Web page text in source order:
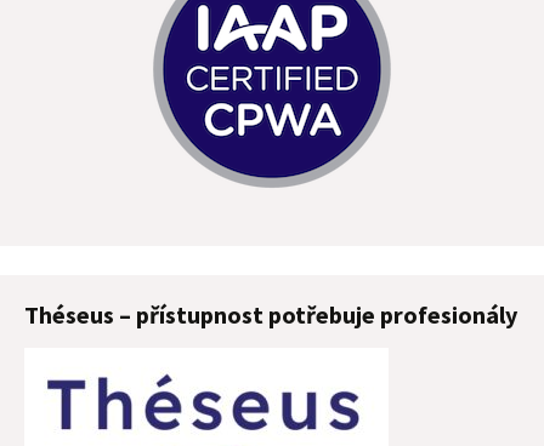
Théseus – přístupnost potřebuje profesionály